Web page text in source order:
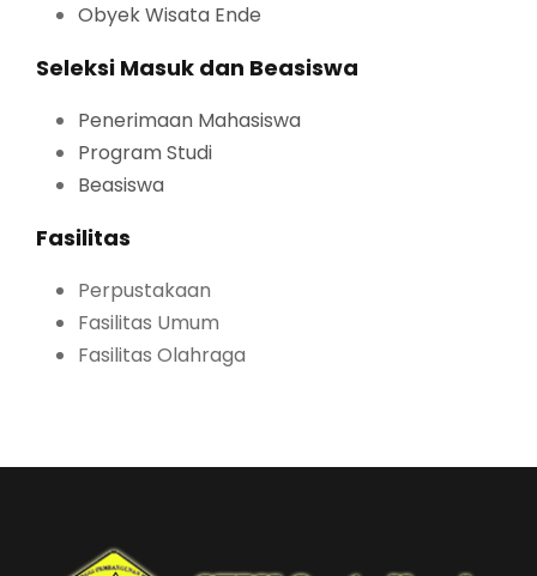
Obyek Wisata Ende
Seleksi Masuk dan Beasiswa
Penerimaan Mahasiswa
Program Studi
Beasiswa
Fasilitas
Perpustakaan
Fasilitas Umum
Fasilitas Olahraga